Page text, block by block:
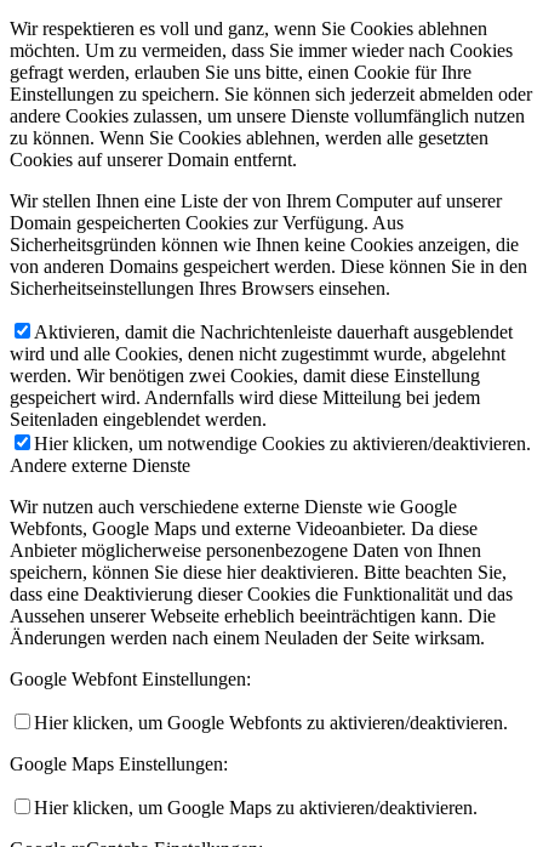
Wir respektieren es voll und ganz, wenn Sie Cookies ablehnen
möchten. Um zu vermeiden, dass Sie immer wieder nach Cookies
gefragt werden, erlauben Sie uns bitte, einen Cookie für Ihre
Einstellungen zu speichern. Sie können sich jederzeit abmelden oder
andere Cookies zulassen, um unsere Dienste vollumfänglich nutzen
zu können. Wenn Sie Cookies ablehnen, werden alle gesetzten
Cookies auf unserer Domain entfernt.
Wir stellen Ihnen eine Liste der von Ihrem Computer auf unserer
Domain gespeicherten Cookies zur Verfügung. Aus
Sicherheitsgründen können wie Ihnen keine Cookies anzeigen, die
von anderen Domains gespeichert werden. Diese können Sie in den
Sicherheitseinstellungen Ihres Browsers einsehen.
Aktivieren, damit die Nachrichtenleiste dauerhaft ausgeblendet
wird und alle Cookies, denen nicht zugestimmt wurde, abgelehnt
werden. Wir benötigen zwei Cookies, damit diese Einstellung
gespeichert wird. Andernfalls wird diese Mitteilung bei jedem
Seitenladen eingeblendet werden.
Hier klicken, um notwendige Cookies zu aktivieren/deaktivieren.
Andere externe Dienste
Wir nutzen auch verschiedene externe Dienste wie Google
Webfonts, Google Maps und externe Videoanbieter. Da diese
Anbieter möglicherweise personenbezogene Daten von Ihnen
speichern, können Sie diese hier deaktivieren. Bitte beachten Sie,
dass eine Deaktivierung dieser Cookies die Funktionalität und das
Aussehen unserer Webseite erheblich beeinträchtigen kann. Die
Änderungen werden nach einem Neuladen der Seite wirksam.
Google Webfont Einstellungen:
Hier klicken, um Google Webfonts zu aktivieren/deaktivieren.
Google Maps Einstellungen:
Hier klicken, um Google Maps zu aktivieren/deaktivieren.